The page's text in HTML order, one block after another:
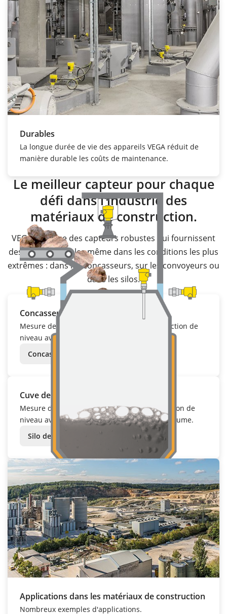
Durables
La longue durée de vie des appareils VEGA réduit de
manière durable les coûts de maintenance.
Le meilleur capteur pour chaque
défi dans l'industrie des
matériaux de construction.
VEGA propose des capteurs robustes qui fournissent
des résultats fiables même dans les conditions les plus
extrêmes : dans les concasseurs, sur les convoyeurs ou
dans les silos.
Concasseur
Mesure de niveau avec
et détection de
niveau avec
dans un concasseur.
Concasseur
Cuve de bitume
Mesure de niveau avecVEGABAR 83et détection de
niveau avecVEGACAP 64dans une cuve de bitume.
Silo de bitume
Applications dans les matériaux de construction
Nombreux exemples d'applications.